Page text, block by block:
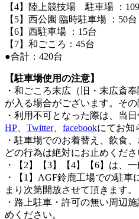
【4】陸上競技場 駐車場 ：
【5】西公園 臨時駐車場 ：50台
【6】西駐車場 ：15台
【7】和ごころ：45台
●合計：420台
【駐車場使用の注意】
・和ごころ末広（旧・末広斎
が入る場合がございます。そ
・利用不可となった際は、当
HP
Twitter、 facebookにてお知
・駐車場でのお着替え、飲食
どの行為は絶対にお止めくださ
・【2】【3】【4】【6】は、
・【1】AGF鈴鹿工場での駐
まり次第開放させて頂きます。
・路上駐車・許可の無い周辺
めください。